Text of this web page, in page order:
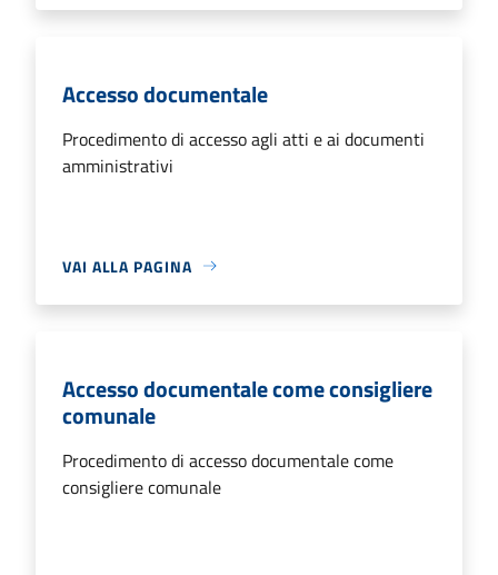
Accesso documentale
Procedimento di accesso agli atti e ai documenti
amministrativi
VAI ALLA PAGINA
Accesso documentale come consigliere
comunale
Procedimento di accesso documentale come
consigliere comunale